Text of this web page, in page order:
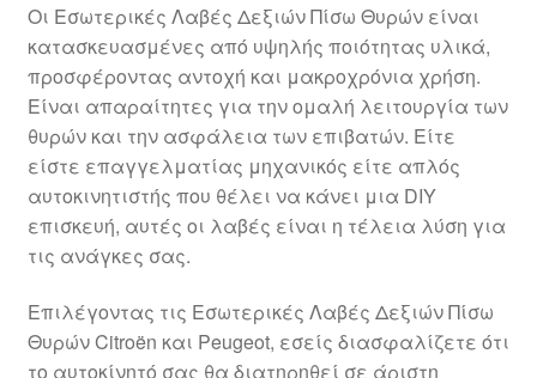
Παγκόσμια αποστολή
Παράπονα
πληρωμές
Πολιτική Απορρήτου
Σχετικά με εμάς
Οι Εσωτερικές Λαβές Δεξιών Πίσω Θυρών είναι
κατασκευασμένες από υψηλής ποιότητας υλικά,
προσφέροντας αντοχή και μακροχρόνια χρήση.
Είναι απαραίτητες για την ομαλή λειτουργία των
θυρών και την ασφάλεια των επιβατών. Είτε
είστε επαγγελματίας μηχανικός είτε απλός
αυτοκινητιστής που θέλει να κάνει μια DIY
επισκευή, αυτές οι λαβές είναι η τέλεια λύση για
τις ανάγκες σας.
Επιλέγοντας τις Εσωτερικές Λαβές Δεξιών Πίσω
Θυρών Citroën και Peugeot, εσείς διασφαλίζετε ότι
το αυτοκίνητό σας θα διατηρηθεί σε άριστη